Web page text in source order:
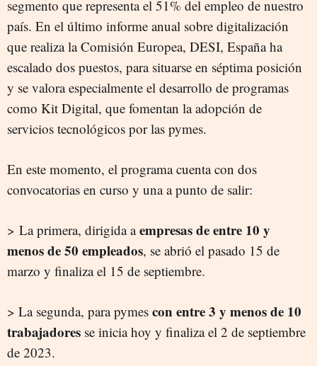
segmento que representa el 51% del empleo de nuestro
país. En el último informe anual sobre digitalización
que realiza la Comisión Europea, DESI, España ha
escalado dos puestos, para situarse en séptima posición
y se valora especialmente el desarrollo de programas
como Kit Digital, que fomentan la adopción de
servicios tecnológicos por las pymes.
En este momento, el programa cuenta con dos
convocatorias en curso y una a punto de salir:
> La primera, dirigida aempresas de entre 10 y
menos de 50 empleados, se abrió el pasado 15 de
marzo y finaliza el 15 de septiembre.
> La segunda, para pymes con entre 3 y menos de 10
trabajadores se inicia hoy y finaliza el 2 de septiembre
de 2023.